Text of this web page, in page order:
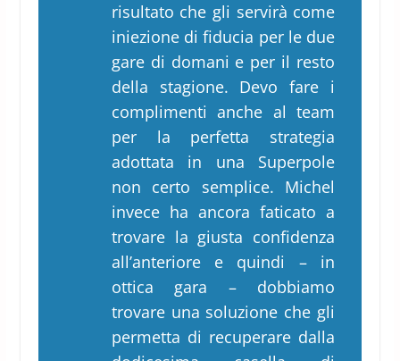
risultato che gli servirà come
iniezione di fiducia per le due
gare di domani e per il resto
della stagione. Devo fare i
complimenti anche al team
per la perfetta strategia
adottata in una Superpole
non certo semplice. Michel
invece ha ancora faticato a
trovare la giusta confidenza
all’anteriore e quindi – in
ottica gara – dobbiamo
trovare una soluzione che gli
permetta di recuperare dalla